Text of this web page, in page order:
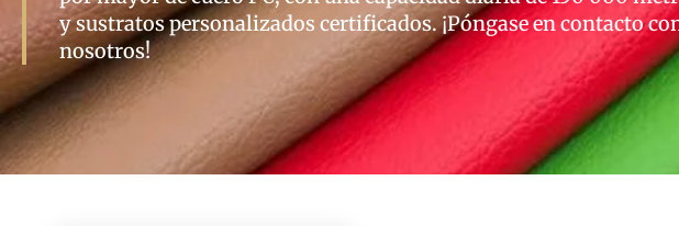
y sustratos personalizados certificados. ¡Póngase en contacto
nosotros!